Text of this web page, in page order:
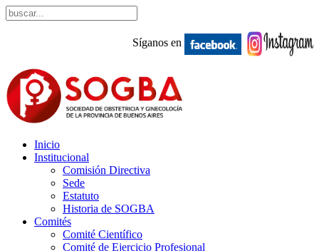
Síganos en
Inicio
Institucional
Comisión Directiva
Sede
Estatuto
Historia de SOGBA
Comités
Comité Científico
Comité de Ejercicio Profesional